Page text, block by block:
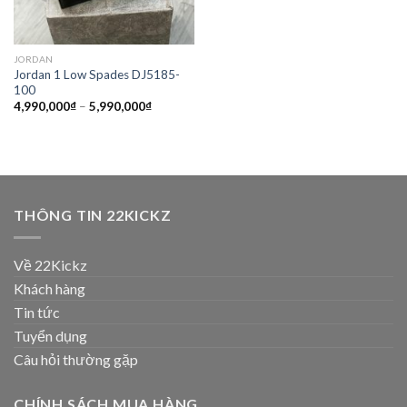
JORDAN
Jordan 1 Low Spades DJ5185-
100
4,990,000₫– 5,990,000₫
THÔNG TIN 22KICKZ
Về 22Kickz
Khách hàng
Tin tức
Tuyển dụng
Câu hỏi thường gặp
CHÍNH SÁCH MUA HÀNG